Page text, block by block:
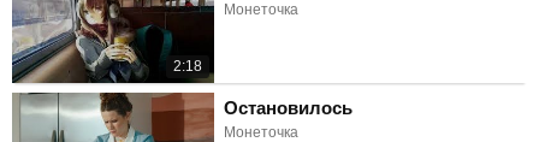
2:18
Монеточка
Остановилось
Монеточка